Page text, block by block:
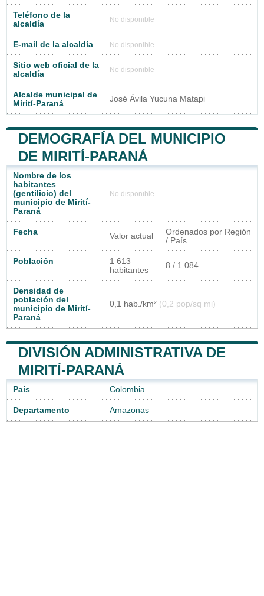
Teléfono de la
alcaldía
No disponible
E-mail de la alcaldía No disponible
Sitio web oficial de la
alcaldía
No disponible
Alcalde municipal de
Mirití-Paraná
José Ávila Yucuna Matapi
DEMOGRAFÍA DEL MUNICIPIO
DE MIRITÍ-PARANÁ
Nombre de los
habitantes
(gentilicio) del
municipio de Mirití-
Paraná
No disponible
Fecha Valor actual
Ordenados por Región
/ País
Población
1 613
habitantes
8 / 1 084
Densidad de
población del
municipio de Mirití-
Paraná
0,1 hab./km² (0,2 pop/sq mi)
DIVISIÓN ADMINISTRATIVA DE
MIRITÍ-PARANÁ
País Colombia
Departamento Amazonas